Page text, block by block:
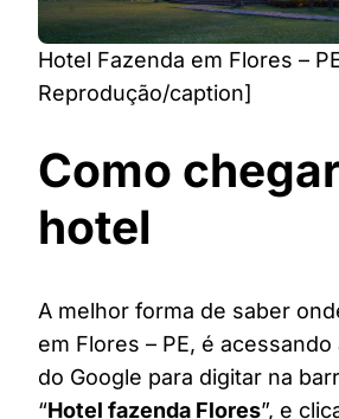
Hotel Fazenda em Flores –
Reprodução/caption]
Como
hotel
A melhor forma de saber
em Flores – PE, é acessando
do Google para digitar na
“Hotel fazenda Flores”, e